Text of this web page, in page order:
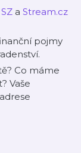
SZ a Stream.cz
pojmy
Co máme
Vaše